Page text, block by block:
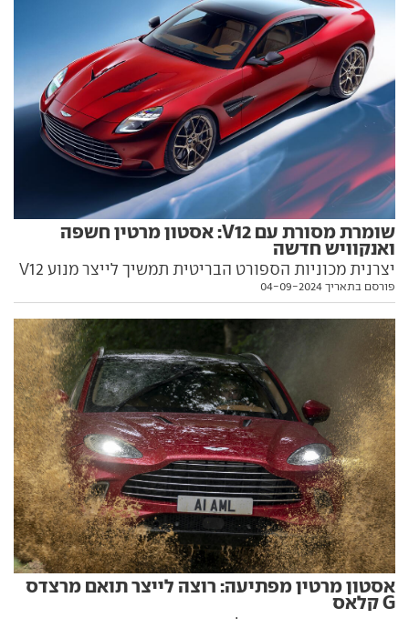
שומרת מסורת עם V12: אסטון מרטין חשפה
ואנקוויש חדשה
יצרנית מכוניות הספורט הבריטית תמשיך לייצר מנוע V12
פורסם בתאריך 04-09-2024
אסטון מרטין מפתיעה: רוצה לייצר תואם מרצדס
G קלאס